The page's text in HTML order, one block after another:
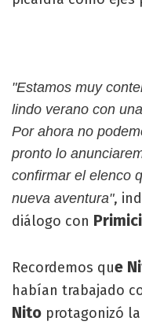
"Estamos muy
lindo verano con
Por ahora no
pronto lo
confirmar el elenco
nueva aventura",
diálogo con
Recordemos que
habían trabajado
Nito protagonizó la